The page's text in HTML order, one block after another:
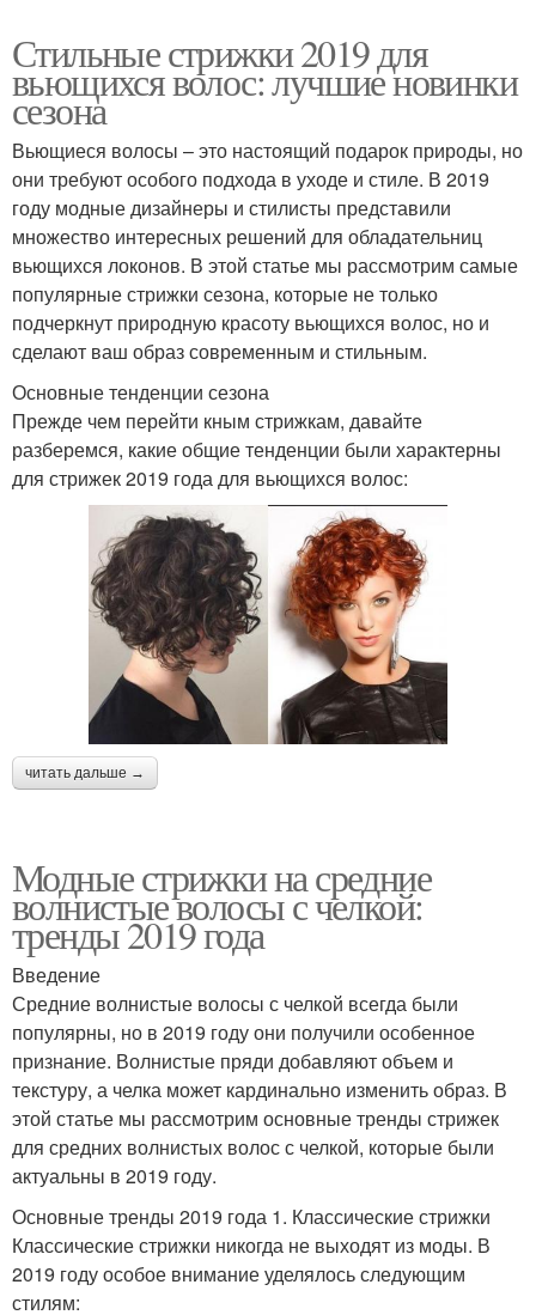
Стильные стрижки 2019 для
вьющихся волос: лучшие новинки
сезона
Вьющиеся волосы – это настоящий подарок природы, но
они требуют особого подхода в уходе и стиле. В 2019
году модные дизайнеры и стилисты представили
множество интересных решений для обладательниц
вьющихся локонов. В этой статье мы рассмотрим самые
популярные стрижки сезона, которые не только
подчеркнут природную красоту вьющихся волос, но и
сделают ваш образ современным и стильным.
Основные тенденции сезона
Прежде чем перейти кным стрижкам, давайте
разберемся, какие общие тенденции были характерны
для стрижек 2019 года для вьющихся волос:
читать дальше →
Модные стрижки на средние
волнистые волосы с челкой:
тренды 2019 года
Введение
Средние волнистые волосы с челкой всегда были
популярны, но в 2019 году они получили особенное
признание. Волнистые пряди добавляют объем и
текстуру, а челка может кардинально изменить образ. В
этой статье мы рассмотрим основные тренды стрижек
для средних волнистых волос с челкой, которые были
актуальны в 2019 году.
Основные тренды 2019 года 1. Классические стрижки
Классические стрижки никогда не выходят из моды. В
2019 году особое внимание уделялось следующим
стилям: